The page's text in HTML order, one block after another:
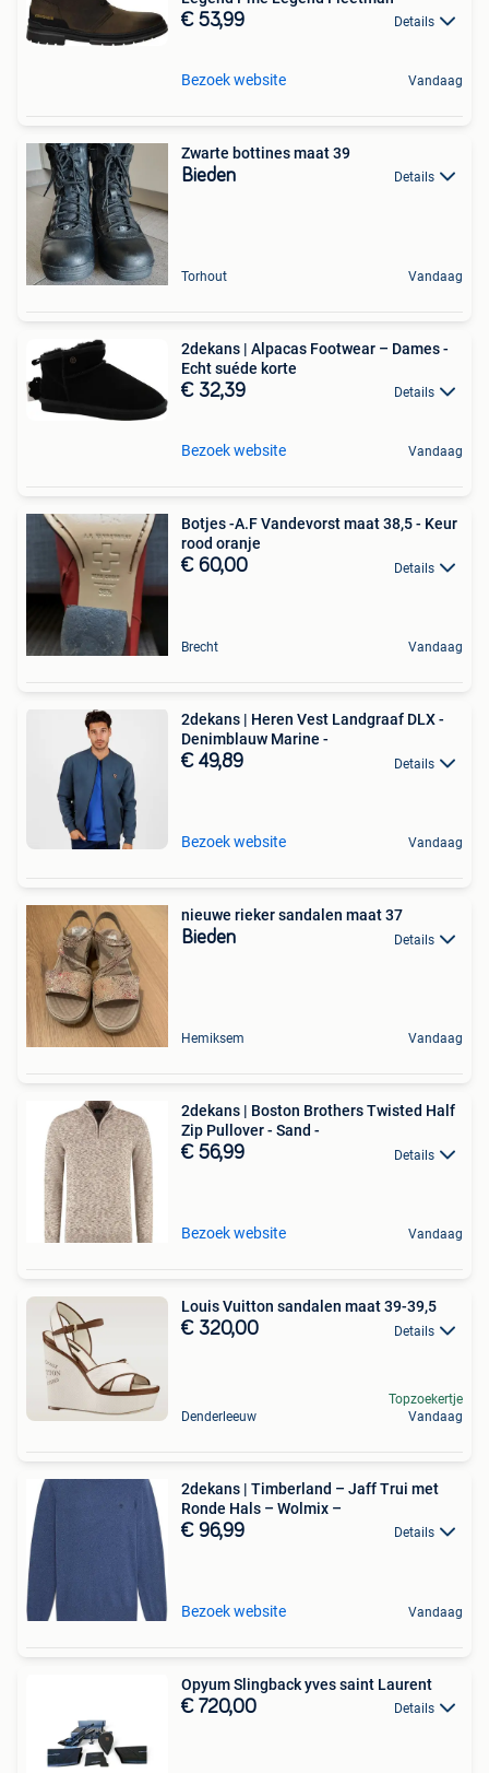
€ 53,99 Details
Bezoek website Vandaag
Zwarte bottines maat 39
Bieden Details
Torhout Vandaag
2dekans | Alpacas Footwear – Dames -
Echt suéde korte
€ 32,39 Details
Bezoek website Vandaag
Botjes -A.F Vandevorst maat 38,5 - Keur
rood oranje
€ 60,00 Details
Brecht Vandaag
2dekans | Heren Vest Landgraaf DLX -
Denimblauw Marine -
€ 49,89 Details
Bezoek website Vandaag
nieuwe rieker sandalen maat 37
Bieden Details
Hemiksem Vandaag
2dekans | Boston Brothers Twisted Half
Zip Pullover - Sand -
€ 56,99 Details
Bezoek website Vandaag
Louis Vuitton sandalen maat 39-39,5
€ 320,00 Details
Denderleeuw
Topzoekertje
Vandaag
2dekans | Timberland – Jaff Trui met
Ronde Hals – Wolmix –
€ 96,99 Details
Bezoek website Vandaag
Opyum Slingback yves saint Laurent
€ 720,00 Details